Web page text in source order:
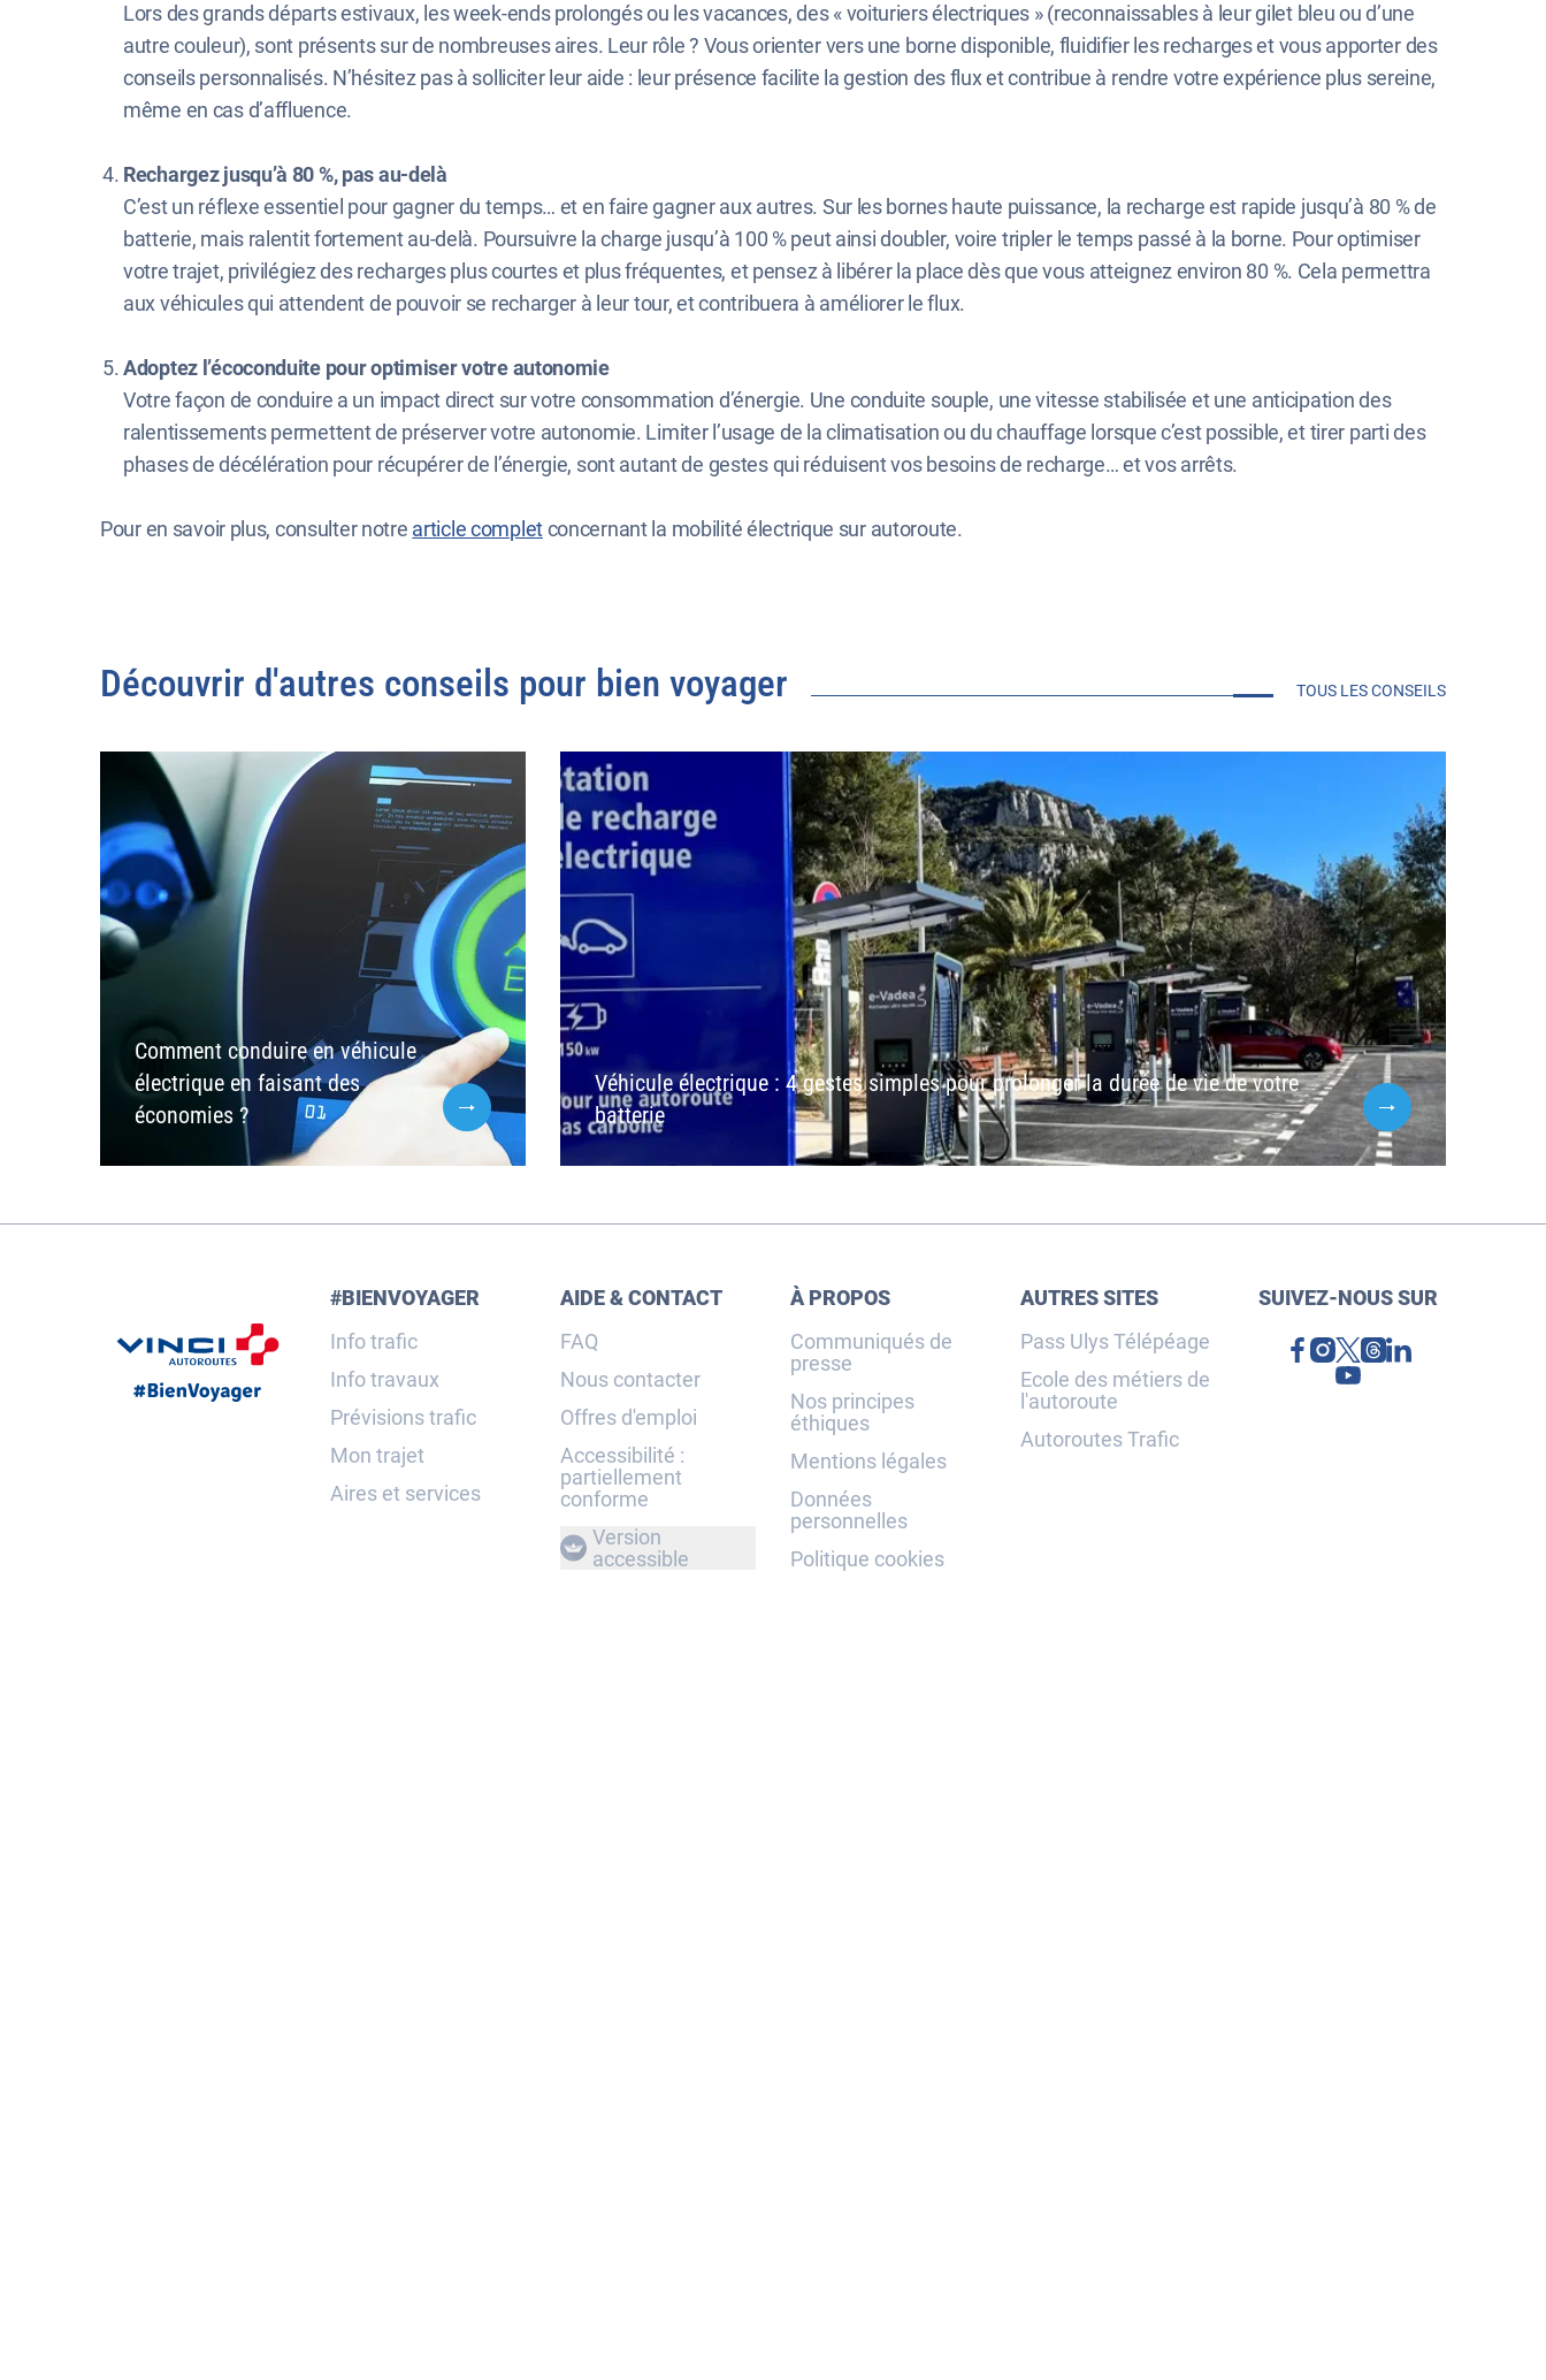
Lors des grands départs estivaux, les week-ends prolongés ou les vacances, des « voituriers électriques » (reconnaissables à leur gilet bleu ou d’une
autre couleur), sont présents sur de nombreuses aires. Leur rôle ? Vous orienter vers une borne disponible, fluidifier les recharges et vous apporter des
conseils personnalisés. N’hésitez pas à solliciter leur aide : leur présence facilite la gestion des flux et contribue à rendre votre expérience plus sereine,
même en cas d’affluence.
Rechargez jusqu’à 80 %, pas au-delà
C’est un réflexe essentiel pour gagner du temps… et en faire gagner aux autres. Sur les bornes haute puissance, la recharge est rapide jusqu’à 80 % de
batterie, mais ralentit fortement au-delà. Poursuivre la charge jusqu’à 100 % peut ainsi doubler, voire tripler le temps passé à la borne. Pour optimiser
votre trajet, privilégiez des recharges plus courtes et plus fréquentes, et pensez à libérer la place dès que vous atteignez environ 80 %. Cela permettra
aux véhicules qui attendent de pouvoir se recharger à leur tour, et contribuera à améliorer le flux.
Adoptez l’écoconduite pour optimiser votre autonomie
Votre façon de conduire a un impact direct sur votre consommation d’énergie. Une conduite souple, une vitesse stabilisée et une anticipation des
ralentissements permettent de préserver votre autonomie. Limiter l’usage de la climatisation ou du chauffage lorsque c’est possible, et tirer parti des
phases de décélération pour récupérer de l’énergie, sont autant de gestes qui réduisent vos besoins de recharge… et vos arrêts.
Pour en savoir plus, consulter notre article completconcernant la mobilité électrique sur autoroute.
Découvrir d'autres conseils pour bien voyager TOUS LES CONSEILS
Comment conduire en véhicule
électrique en faisant des
économies ?
Véhicule électrique : 4 gestes simples pour prolonger la durée de vie de votre
batterie
#BIENVOYAGER
Info trafic
Info travaux
Prévisions trafic
Mon trajet
Aires et services
AIDE & CONTACT
FAQ
Nous contacter
Offres d'emploi
Accessibilité :
partiellement
conforme
Version
accessible
À PROPOS
Communiqués de
presse
Nos principes
éthiques
Mentions légales
Données
personnelles
Politique cookies
AUTRES SITES
Pass Ulys Télépéage
Ecole des métiers de
l'autoroute
Autoroutes Trafic
SUIVEZ-NOUS SUR